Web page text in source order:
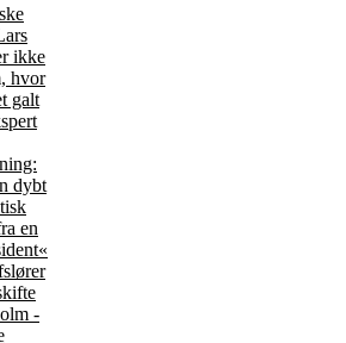
ikke
hvor
galt
dybt
en
-